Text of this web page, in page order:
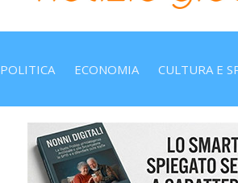
POLITICA ECONOMIA CULTURA E